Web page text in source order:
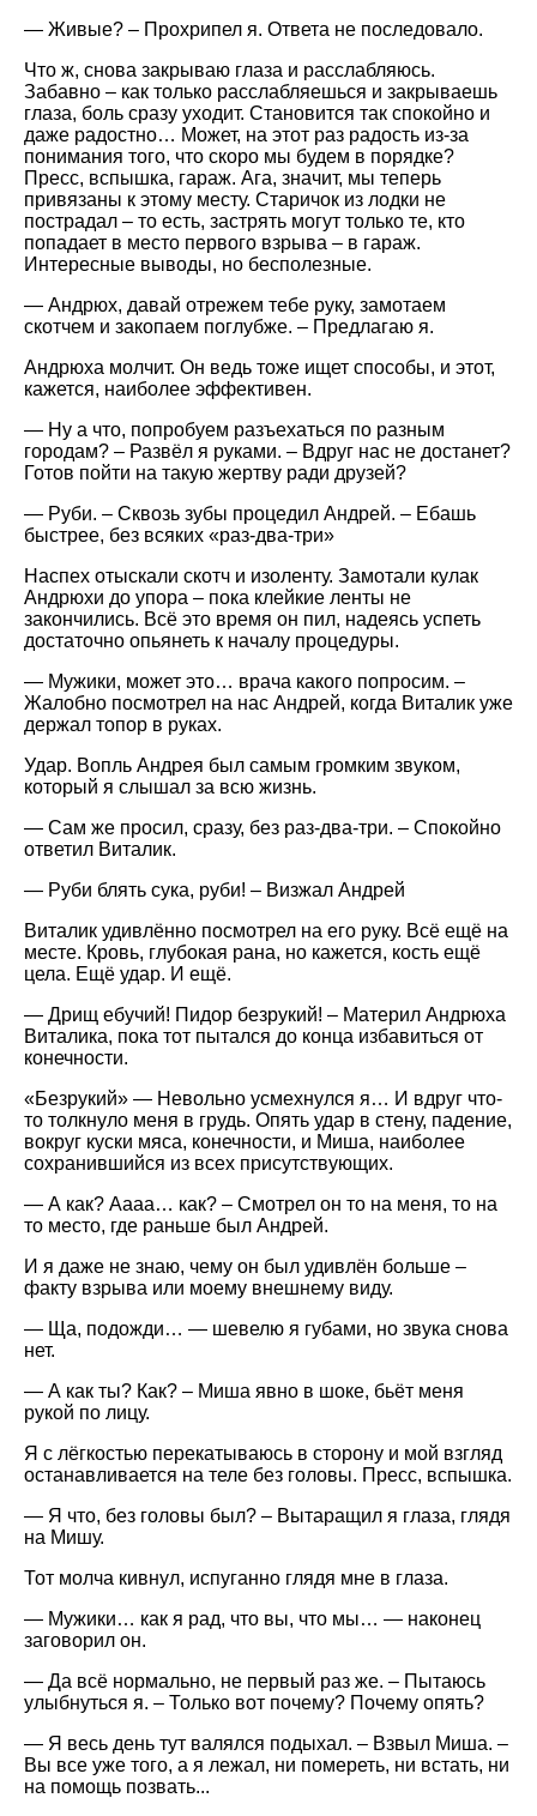
— Живые? – Прохрипел я. Ответа не последовало.
Что ж, снова закрываю глаза и расслабляюсь.
Забавно – как только расслабляешься и закрываешь
глаза, боль сразу уходит. Становится так спокойно и
даже радостно… Может, на этот раз радость из-за
понимания того, что скоро мы будем в порядке?
Пресс, вспышка, гараж. Ага, значит, мы теперь
привязаны к этому месту. Старичок из лодки не
пострадал – то есть, застрять могут только те, кто
попадает в место первого взрыва – в гараж.
Интересные выводы, но бесполезные.
— Андрюх, давай отрежем тебе руку, замотаем
скотчем и закопаем поглубже. – Предлагаю я.
Андрюха молчит. Он ведь тоже ищет способы, и этот,
кажется, наиболее эффективен.
— Ну а что, попробуем разъехаться по разным
городам? – Развёл я руками. – Вдруг нас не достанет?
Готов пойти на такую жертву ради друзей?
— Руби. – Сквозь зубы процедил Андрей. – Ебашь
быстрее, без всяких «раз-два-три»
Наспех отыскали скотч и изоленту. Замотали кулак
Андрюхи до упора – пока клейкие ленты не
закончились. Всё это время он пил, надеясь успеть
достаточно опьянеть к началу процедуры.
— Мужики, может это… врача какого попросим. –
Жалобно посмотрел на нас Андрей, когда Виталик уже
держал топор в руках.
Удар. Вопль Андрея был самым громким звуком,
который я слышал за всю жизнь.
— Сам же просил, сразу, без раз-два-три. – Спокойно
ответил Виталик.
— Руби блять сука, руби! – Визжал Андрей
Виталик удивлённо посмотрел на его руку. Всё ещё на
месте. Кровь, глубокая рана, но кажется, кость ещё
цела. Ещё удар. И ещё.
— Дрищ ебучий! Пидор безрукий! – Материл Андрюха
Виталика, пока тот пытался до конца избавиться от
конечности.
«Безрукий» — Невольно усмехнулся я… И вдруг что-
то толкнуло меня в грудь. Опять удар в стену, падение,
вокруг куски мяса, конечности, и Миша, наиболее
сохранившийся из всех присутствующих.
— А как? Аааа… как? – Смотрел он то на меня, то на
то место, где раньше был Андрей.
И я даже не знаю, чему он был удивлён больше –
факту взрыва или моему внешнему виду.
— Ща, подожди… — шевелю я губами, но звука снова
нет.
— А как ты? Как? – Миша явно в шоке, бьёт меня
рукой по лицу.
Я с лёгкостью перекатываюсь в сторону и мой взгляд
останавливается на теле без головы. Пресс, вспышка.
— Я что, без головы был? – Вытаращил я глаза, глядя
на Мишу.
Тот молча кивнул, испуганно глядя мне в глаза.
— Мужики… как я рад, что вы, что мы… — наконец
заговорил он.
— Да всё нормально, не первый раз же. – Пытаюсь
улыбнуться я. – Только вот почему? Почему опять?
— Я весь день тут валялся подыхал. – Взвыл Миша. –
Вы все уже того, а я лежал, ни помереть, ни встать, ни
на помощь позвать...